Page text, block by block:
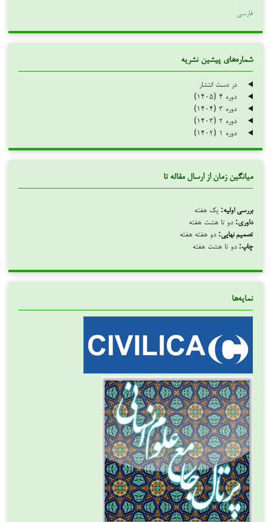
فارسی
شماره‌های پیشین نشریه
در دست انتشار
دوره ۴ (۱۴۰۵)
دوره ۳ (۱۴۰۴)
دوره ۲ (۱۴۰۳)
دوره ۱ (۱۴۰۲)
میانگین زمان از ارسال مقاله تا
بررسی اولیه: یک هفته
داوری: دو تا هشت هفته
تصمیم نهایی: دو هفته هفته
چاپ: دو تا هشت هفته
نمایه‌ها